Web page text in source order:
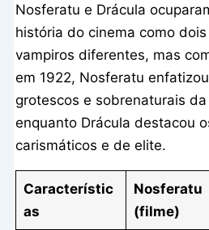
Nosferatu e Drácula
história do cinema como
vampiros diferentes, mas
em 1922, Nosferatu
grotescos e sobrenaturais
enquanto Drácula destacou
carismáticos e de elite.
Característic
as
Nosferatu
(filme)